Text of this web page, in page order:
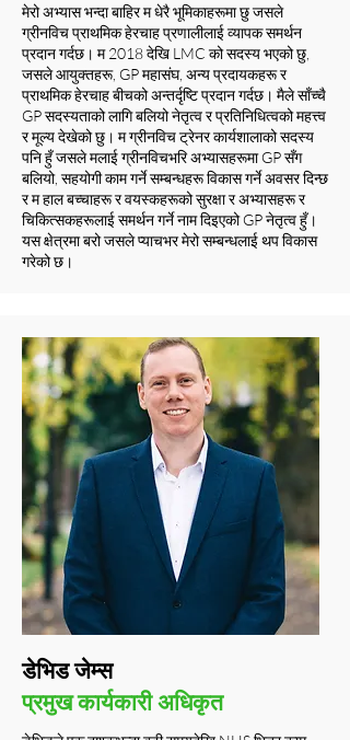
मेरो अभ्यास भन्दा बाहिर म धेरै भूमिकाहरूमा छु जसले
ग्रीनविच प्राथमिक हेरचाह प्रणालीलाई व्यापक समर्थन
प्रदान गर्दछ। म 2018 देखि LMC को सदस्य भएको छु,
जसले आयुक्तहरू, GP महासंघ, अन्य प्रदायकहरू र
प्राथमिक हेरचाह बीचको अन्तर्दृष्टि प्रदान गर्दछ। मैले साँच्चै
GP सदस्यताको लागि बलियो नेतृत्व र प्रतिनिधित्वको महत्त्व
र मूल्य देखेको छु। म ग्रीनविच ट्रेनर कार्यशालाको सदस्य
पनि हुँ जसले मलाई ग्रीनविचभरि अभ्यासहरूमा GP सँग
बलियो, सहयोगी काम गर्ने सम्बन्धहरू विकास गर्ने अवसर दिन्छ
र म हाल बच्चाहरू र वयस्कहरूको सुरक्षा र अभ्यासहरू र
चिकित्सकहरूलाई समर्थन गर्ने नाम दिइएको GP नेतृत्व हुँ।
यस क्षेत्रमा बरो जसले प्याचभर मेरो सम्बन्धलाई थप विकास
गरेको छ।
डेभिड जेम्स
प्रमुख कार्यकारी अधिकृत